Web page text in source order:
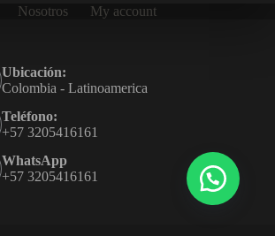
Nosotros
My account
Ubicación:
Colombia - Latinoamerica
Teléfono:
+57 3205416161
WhatsApp
+57 3205416161